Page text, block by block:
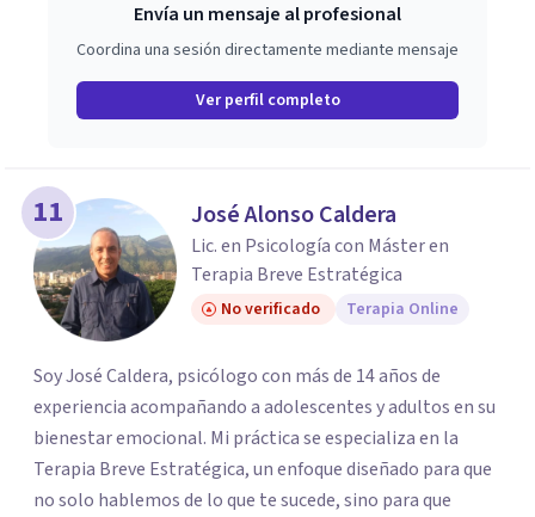
Envía un mensaje al profesional
Coordina una sesión directamente mediante mensaje
Ver perfil completo
11 José Alonso Caldera
Lic. en Psicología con Máster en
Terapia Breve Estratégica
No verificado Terapia Online
Soy José Caldera, psicólogo con más de 14 años de
experiencia acompañando a adolescentes y adultos en su
bienestar emocional. Mi práctica se especializa en la
Terapia Breve Estratégica, un enfoque diseñado para que
no solo hablemos de lo que te sucede, sino para que